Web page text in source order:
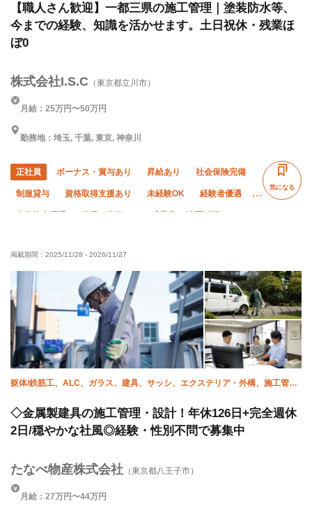
【職人さん歓迎】一都三県の施工管理｜塗装防水等、
今までの経験、知識を活かせます。土日祝休・残業ほ
ぼ0
株式会社I.S.C （東京都立川市）
月給：25万円〜50万円
勤務地：埼玉, 千葉, 東京, 神奈川
正社員 ボーナス・賞与あり 昇給あり 社会保険完備
制服貸与 資格取得支援あり 未経験OK 経験者優遇
有資格者優遇 直帰・直行OK 残業月10時間以下
転勤なし
気になる
掲載期間： 2025/11/28 - 2026/11/27
躯体/鉄筋工、ALC、ガラス、建具、サッシ、エクステリア・外構、施工管理
◇金属製建具の施工管理・設計！年休126日+完全週休
2日/穏やかな社風◎経験・性別不問で募集中
たなべ物産株式会社 （東京都八王子市）
月給：27万円〜44万円